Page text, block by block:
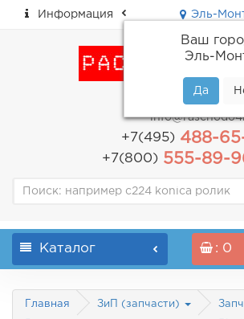
Информация Эль-
Ваш
Эль-
пн-пт: с 9.00 до
+7(495)488-
+7(800)555-89-
Каталог : 0
Главная ЗиП (запчасти)